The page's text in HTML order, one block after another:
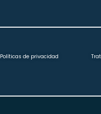
Políticas de privacidad